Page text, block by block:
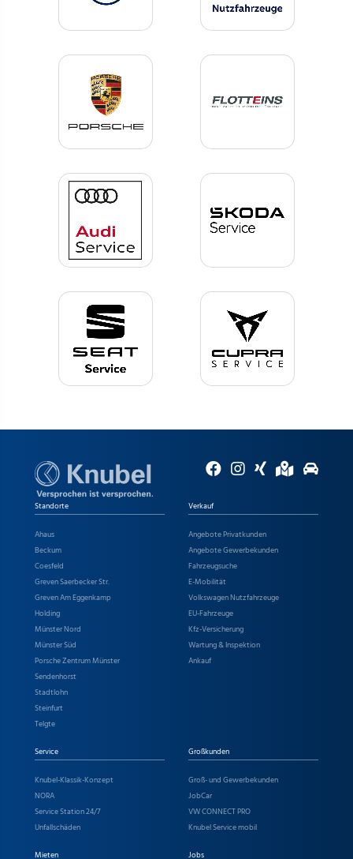
Standorte
Ahaus
Beckum
Coesfeld
Greven Saerbecker Str.
Greven Am Eggenkamp
Holding
Münster Nord
Münster Süd
Porsche Zentrum Münster
Sendenhorst
Stadtlohn
Steinfurt
Telgte
Verkauf
Angebote Privatkunden
Angebote Gewerbekunden
Fahrzeugsuche
E-Mobilität
Volkswagen Nutzfahrzeuge
EU-Fahrzeuge
Kfz-Versicherung
Wartung & Inspektion
Ankauf
Service
Knubel-Klassik-Konzept
NORA
Service Station 24/7
Unfallschäden
Großkunden
Groß- und Gewerbekunden
JobCar
VW CONNECT PRO
Knubel Service mobil
Mieten Jobs